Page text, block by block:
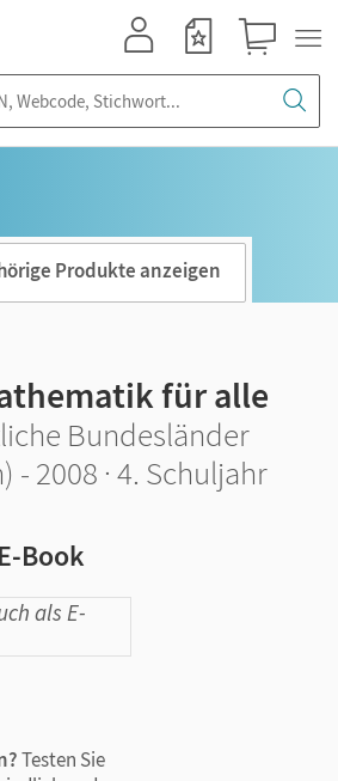
Testen Sie
Produkte anzeigen
für alle
Bundesländer
- 2008 · 4. Schuljahr
Book